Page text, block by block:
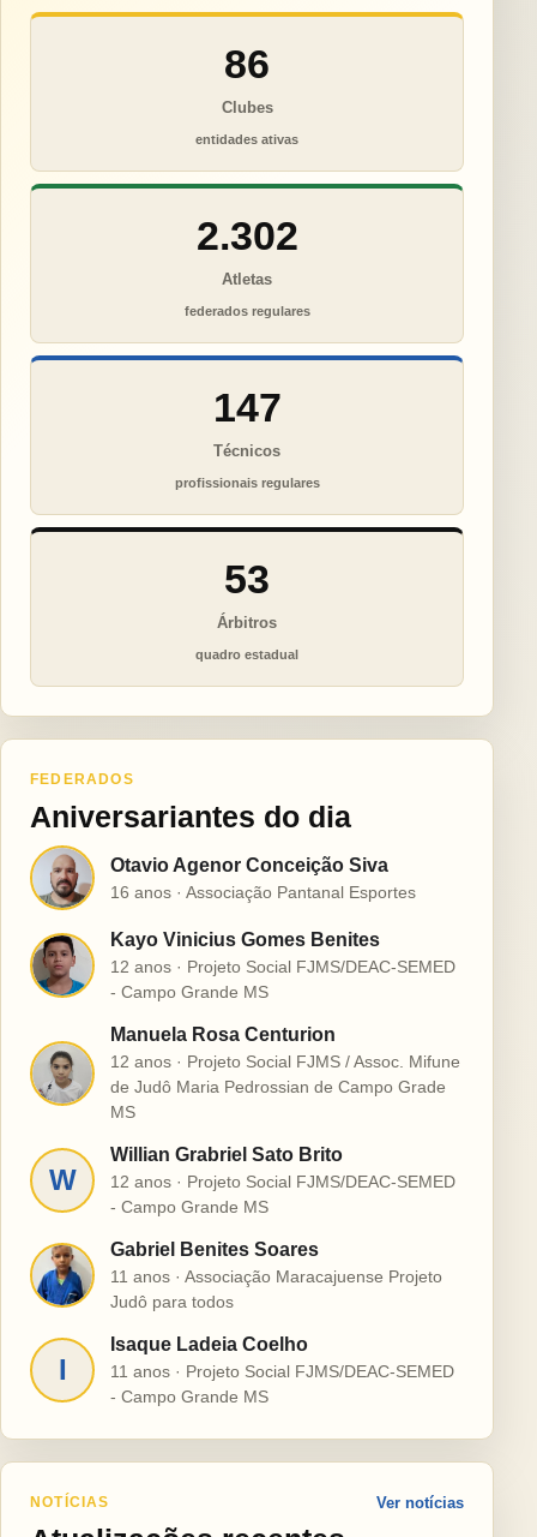
86
Clubes
entidades ativas
2.302
Atletas
federados regulares
147
Técnicos
profissionais regulares
53
Árbitros
quadro estadual
FEDERADOS
Aniversariantes do dia
O Otavio Agenor Conceição Siva
16 anos · Associação Pantanal Esportes
K
Kayo Vinicius Gomes Benites
12 anos · Projeto Social FJMS/DEAC-SEMED
- Campo Grande MS
M
Manuela Rosa Centurion
12 anos · Projeto Social FJMS / Assoc. Mifune
de Judô Maria Pedrossian de Campo Grade
MS
W
Willian Grabriel Sato Brito
12 anos · Projeto Social FJMS/DEAC-SEMED
- Campo Grande MS
G
Gabriel Benites Soares
11 anos · Associação Maracajuense Projeto
Judô para todos
I
Isaque Ladeia Coelho
11 anos · Projeto Social FJMS/DEAC-SEMED
- Campo Grande MS
NOTÍCIAS Ver notícias